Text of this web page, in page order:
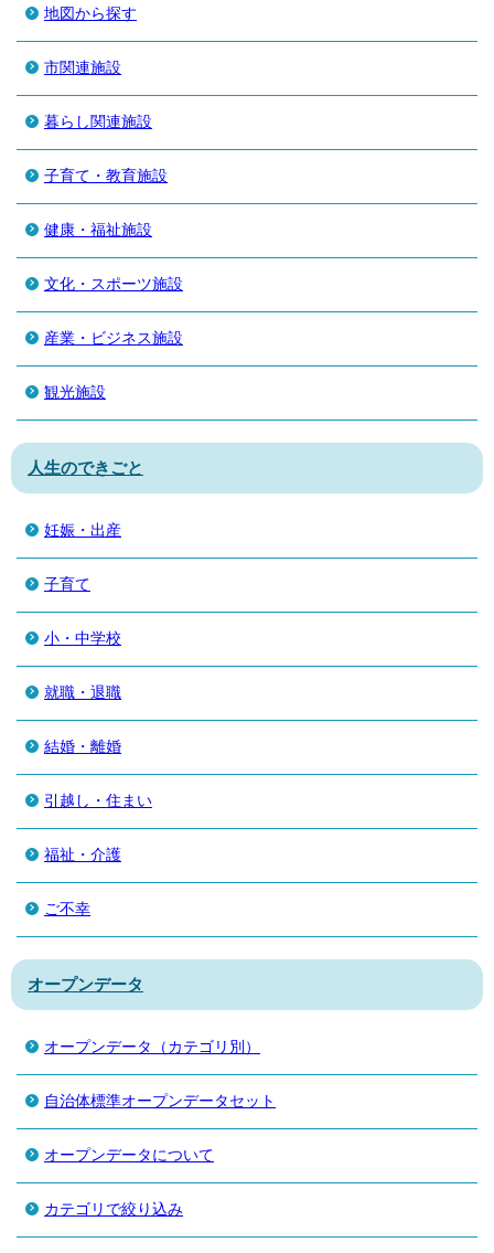
地図から探す
市関連施設
暮らし関連施設
子育て・教育施設
健康・福祉施設
文化・スポーツ施設
産業・ビジネス施設
観光施設
人生のできごと
妊娠・出産
子育て
小・中学校
就職・退職
結婚・離婚
引越し・住まい
福祉・介護
ご不幸
オープンデータ
オープンデータ（カテゴリ別）
自治体標準オープンデータセット
オープンデータについて
カテゴリで絞り込み